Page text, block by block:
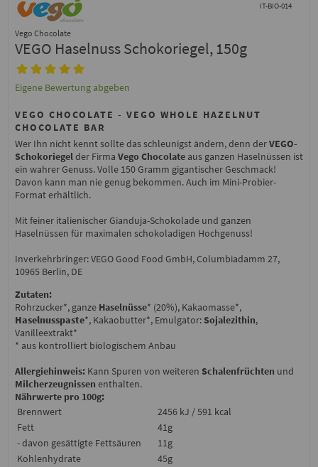
IT-BIO-014
Vego Chocolate
VEGO Haselnuss Schokoriegel, 150g
Eigene Bewertung abgeben
VEGO CHOCOLATE - VEGO WHOLE HAZELNUT
CHOCOLATE BAR
Wer Ihn nicht kennt sollte das schleunigst ändern, denn derVEGO-
Schokoriegelder Firma Vego Chocolateaus ganzen Haselnüssen ist
ein wahrer Genuss. Volle 150 Gramm gigantischer Geschmack!
Davon kann man nie genug bekommen. Auch im Mini-Probier-
Format erhältlich.
Mit feiner italienischer Gianduja-Schokolade und ganzen
Haselnüssen für maximalen schokoladigen Hochgenuss!
Inverkehrbringer: VEGO Good Food GmbH, Columbiadamm 27,
10965 Berlin, DE
Zutaten:
Rohrzucker*, ganze Haselnüsse* (20%), Kakaomasse*,
Haselnusspaste*, Kakaobutter*, Emulgator:Sojalezithin,
Vanilleextrakt*
* aus kontrolliert biologischem Anbau
Allergiehinweis:Kann Spuren von weiteren Schalenfrüchten und
Milcherzeugnissen enthalten.
Nährwerte pro 100g:
Brennwert
2456 kJ / 591 kcal
Fett
41g
- davon gesättigte Fettsäuren
11g
Kohlenhydrate
45g